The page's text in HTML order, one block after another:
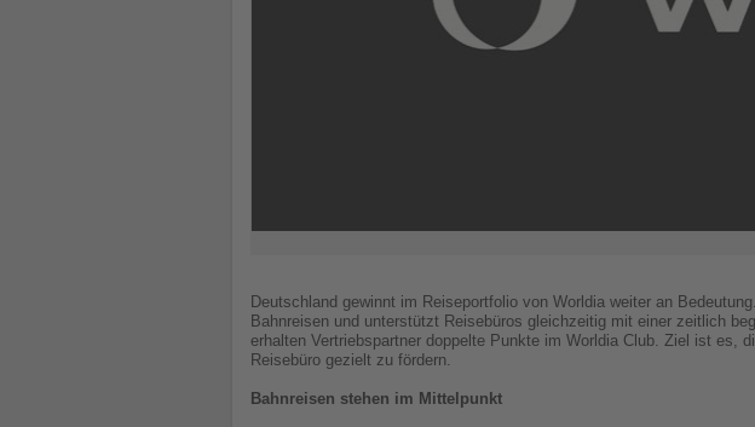
Deutschland gewinnt im Reiseportfolio von Worldia weiter an
Bahnreisen und unterstützt Reisebüros gleichzeitig mit einer zeitlich
erhalten Vertriebspartner doppelte Punkte im Worldia Club. Ziel ist es,
Reisebüro gezielt zu fördern.
Bahnreisen stehen im Mittelpunkt